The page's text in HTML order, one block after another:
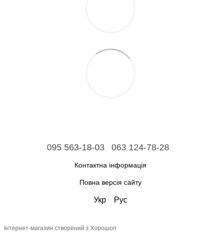
095 563-18-03 063 124-78-28
Контактна інформація
Повна версія сайту
Укр Рус
Інтернет-магазин створений з Хорошоп